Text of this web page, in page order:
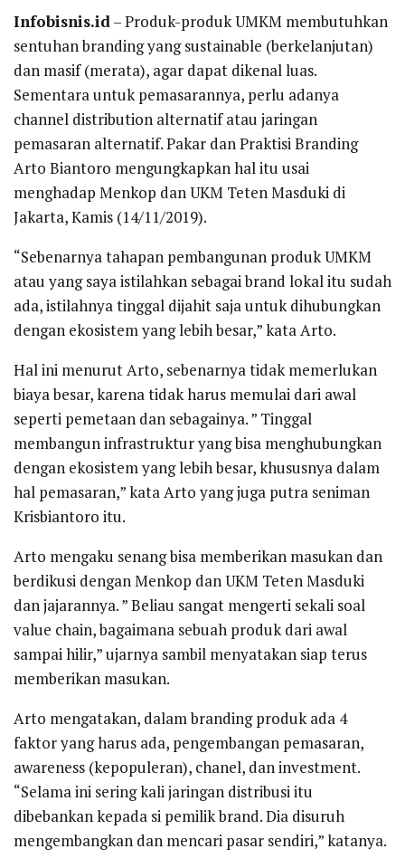
Infobisnis.id– Produk-produk UMKM membutuhkan
sentuhan branding yang sustainable (berkelanjutan)
dan masif (merata), agar dapat dikenal luas.
Sementara untuk pemasarannya, perlu adanya
channel distribution alternatif atau jaringan
pemasaran alternatif. Pakar dan Praktisi Branding
Arto Biantoro mengungkapkan hal itu usai
menghadap Menkop dan UKM Teten Masduki di
Jakarta, Kamis (14/11/2019).
“Sebenarnya tahapan pembangunan produk UMKM
atau yang saya istilahkan sebagai brand lokal itu sudah
ada, istilahnya tinggal dijahit saja untuk dihubungkan
dengan ekosistem yang lebih besar,” kata Arto.
Hal ini menurut Arto, sebenarnya tidak memerlukan
biaya besar, karena tidak harus memulai dari awal
seperti pemetaan dan sebagainya. ” Tinggal
membangun infrastruktur yang bisa menghubungkan
dengan ekosistem yang lebih besar, khususnya dalam
hal pemasaran,” kata Arto yang juga putra seniman
Krisbiantoro itu.
Arto mengaku senang bisa memberikan masukan dan
berdikusi dengan Menkop dan UKM Teten Masduki
dan jajarannya. ” Beliau sangat mengerti sekali soal
value chain, bagaimana sebuah produk dari awal
sampai hilir,” ujarnya sambil menyatakan siap terus
memberikan masukan.
Arto mengatakan, dalam branding produk ada 4
faktor yang harus ada, pengembangan pemasaran,
awareness (kepopuleran), chanel, dan investment.
“Selama ini sering kali jaringan distribusi itu
dibebankan kepada si pemilik brand. Dia disuruh
mengembangkan dan mencari pasar sendiri,” katanya.